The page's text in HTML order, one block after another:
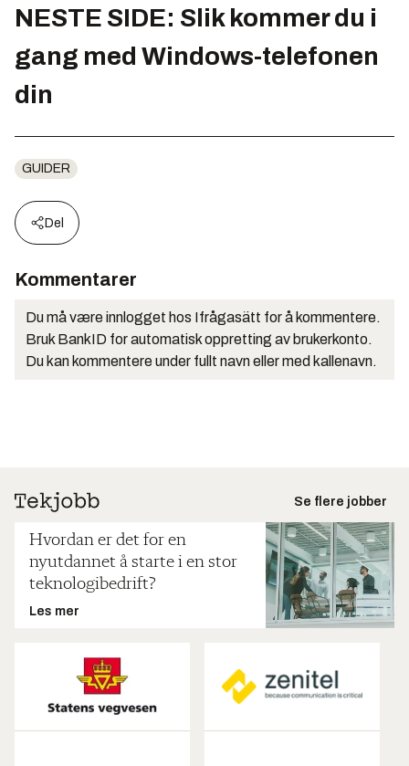
NESTE SIDE: Slik kommer du i
gang med Windows-telefonen
din
GUIDER
Del
Kommentarer
Du må være innlogget hos Ifrågasätt for å kommentere.
Bruk BankID for automatisk oppretting av brukerkonto.
Du kan kommentere under fullt navn eller med kallenavn.
Se flere jobber
Hvordan er det for en
nyutdannet å starte i en stor
teknologibedrift?
Les mer